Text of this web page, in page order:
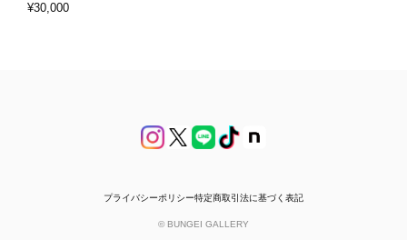
¥30,000
プライバシーポリシー特定商取引法に基づく表記
© BUNGEI GALLERY